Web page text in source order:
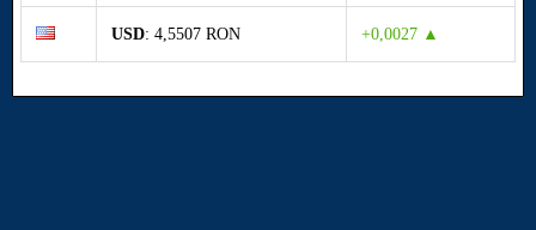
USD: 4,5507 RON +0,0027 ▲